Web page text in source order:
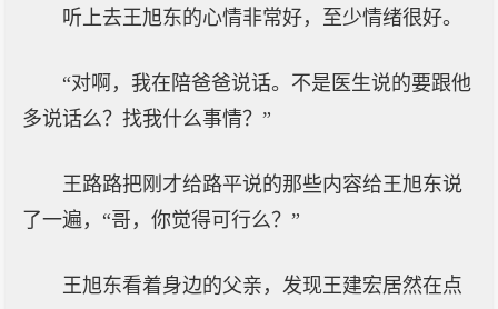
听上去王旭东的心情非常好，至少情绪很好。
“对啊，我在陪爸爸说话。不是医生说的要跟他
多说话么？找我什么事情？”
王路路把刚才给路平说的那些内容给王旭东说
了一遍，“哥，你觉得可行么？”
王旭东看着身边的父亲，发现王建宏居然在点